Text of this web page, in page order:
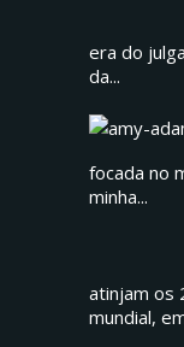
era do
da...
focada no
minha...
atinjam os
mundial,